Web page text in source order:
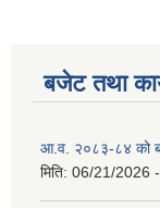
बजेट तथा
आ.व. २०८३-८४ को
मिति: 06/21/2026